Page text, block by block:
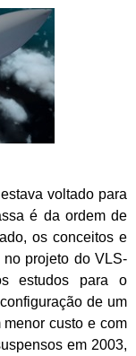
voltado para
é da ordem de
os conceitos e
no projeto do VLS-
estudos para o
de um
custo e com
em 2003,